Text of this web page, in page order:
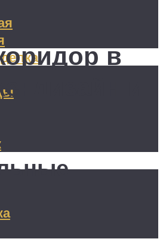
в
дизайн и